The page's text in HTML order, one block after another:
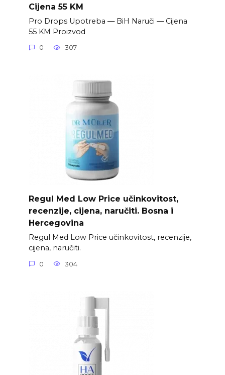
Cijena 55 KM
Pro Drops Upotreba — BiH Naruči — Cijena
55 KM Proizvod
0 307
Regul Med Low Price učinkovitost,
recenzije, cijena, naručiti. Bosna i
Hercegovina
Regul Med Low Price učinkovitost, recenzije,
cijena, naručiti.
0 304